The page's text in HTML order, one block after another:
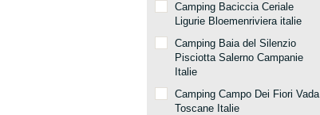
Camping Baciccia Ceriale
Ligurie Bloemenriviera italie
Camping Baia del Silenzio
Pisciotta Salerno Campanie
Italie
Camping Campo Dei Fiori Vada
Toscane Italie